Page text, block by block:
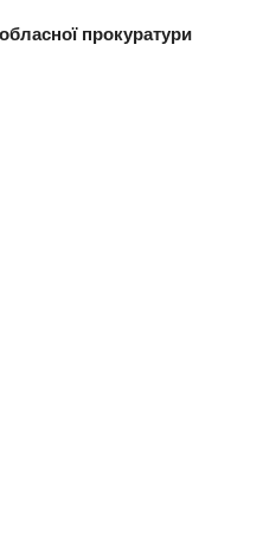
прокуратури